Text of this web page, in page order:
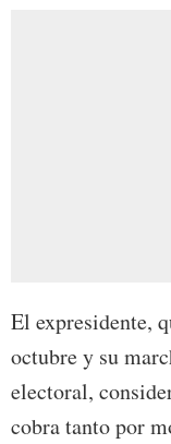
El expresidente,
octubre y su
electoral,
cobra tanto por